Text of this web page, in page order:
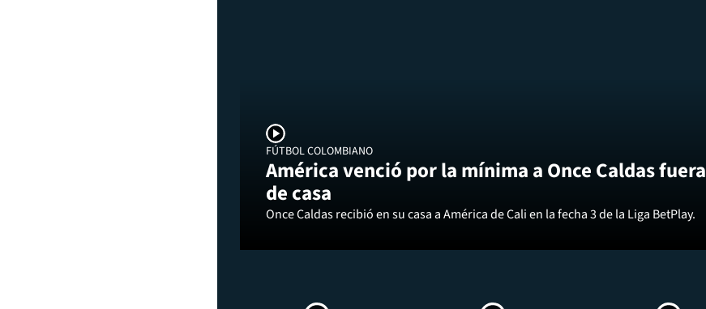
FÚTBOL COLOMBIANO
América venció por la mínima a Once Caldas fuera
de casa
Once Caldas recibió en su casa a América de Cali en la fecha 3 de la Liga BetPlay.